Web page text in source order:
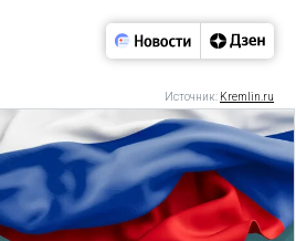
Источник: Kremlin.ru